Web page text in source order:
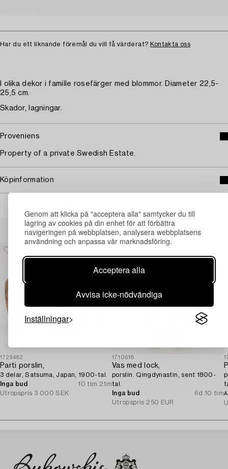
Genom att klicka på "acceptera alla" samtycker du till
lagring av cookies på din enhet för att förbättra
navigeringen på webbplatsen, analysera webbplatsens
användning och anpassa vår marknadsföring.
Acceptera alla
Avvisa icke-nödvändiga
Inställningar
Har du ett liknande föremål du vill få värderat? Kontakta oss
I olika dekor i famille rosefärger med blommor. Diameter 22,5-
25,5 cm.
Skador, lagningar.
Proveniens
Property of a private Swedish Estate.
Köpinformation
Andra har även tittat på
1729482
Parti porslin,
3 delar, Satsuma, Japan, 1900-tal.
Inga bud
10 tim 21m
Utropspris 3 000 SEK
1710518
Vas med lock,
porslin. Qingdynastin, sent 1800-
tal.
Inga bud
6d 10 tim
Utropspris 250 EUR